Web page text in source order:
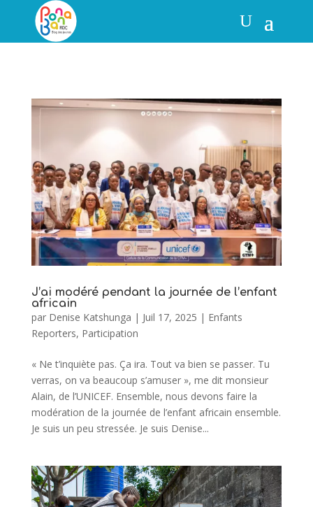
J’ai modéré pendant la journée de l’enfant
africain
par Denise Katshunga | Juil 17, 2025 | Enfants
Reporters, Participation
« Ne t’inquiète pas. Ça ira. Tout va bien se passer. Tu
verras, on va beaucoup s’amuser », me dit monsieur
Alain, de l’UNICEF. Ensemble, nous devons faire la
modération de la journée de l’enfant africain ensemble.
Je suis un peu stressée. Je suis Denise...